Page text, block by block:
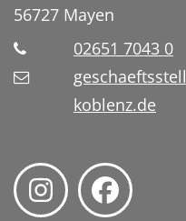
56727 Mayen
02651 7043 0
koblenz.de